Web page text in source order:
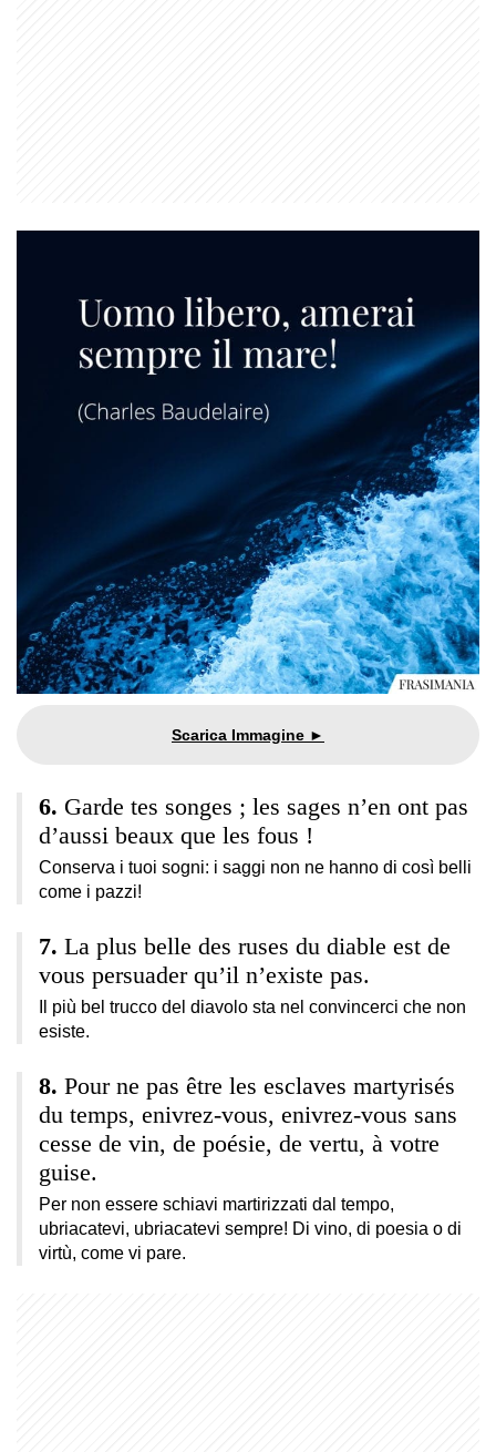
Garde tes songes ; les sages n’en ont pas
d’aussi beaux que les fous !
Conserva i tuoi sogni: i saggi non ne hanno di così belli
come i pazzi!
La plus belle des ruses du diable est de
vous persuader qu’il n’existe pas.
Il più bel trucco del diavolo sta nel convincerci che non
esiste.
Pour ne pas être les esclaves martyrisés
du temps, enivrez-vous, enivrez-vous sans
cesse de vin, de poésie, de vertu, à votre
guise.
Per non essere schiavi martirizzati dal tempo,
ubriacatevi, ubriacatevi sempre! Di vino, di poesia o di
virtù, come vi pare.